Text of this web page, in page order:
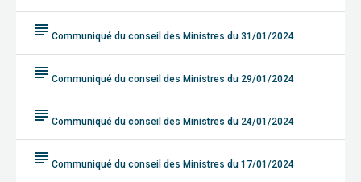
subject Communiqué du conseil des Ministres du 31/01/2024
subject Communiqué du conseil des Ministres du 29/01/2024
subject Communiqué du conseil des Ministres du 24/01/2024
subject Communiqué du conseil des Ministres du 17/01/2024